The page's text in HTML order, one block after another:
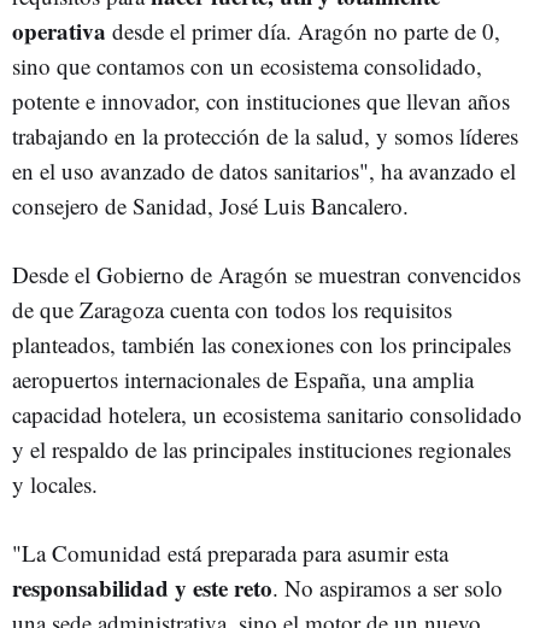
operativa desde el primer día. Aragón no parte de 0,
sino que contamos con un ecosistema consolidado,
potente e innovador, con instituciones que llevan años
trabajando en la protección de la salud, y somos líderes
en el uso avanzado de datos sanitarios", ha avanzado el
consejero de Sanidad, José Luis Bancalero.
Desde el Gobierno de Aragón se muestran convencidos
de que Zaragoza cuenta con todos los requisitos
planteados, también las conexiones con los principales
aeropuertos internacionales de España, una amplia
capacidad hotelera, un ecosistema sanitario consolidado
y el respaldo de las principales instituciones regionales
y locales.
"La Comunidad está preparada para asumir esta
responsabilidad y este reto. No aspiramos a ser solo